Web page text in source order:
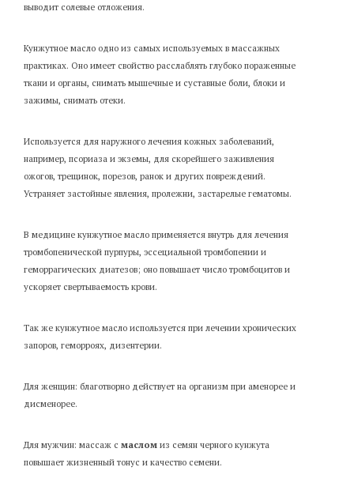
выводит солевые отложения.
Кунжутное масло одно из самых используемых в массажных
практиках. Оно имеет свойство расслаблять глубоко пораженные
ткани и органы, снимать мышечные и суставные боли, блоки и
зажимы, снимать отеки.
Используется для наружного лечения кожных заболеваний,
например, псориаза и экземы, для скорейшего заживления
ожогов, трещинок, порезов, ранок и других повреждений.
Устраняет застойные явления, пролежни, застарелые гематомы.
В медицине кунжутное масло применяется внутрь для лечения
тромбопенической пурпуры, эссециальной тромбопении и
геморрагических диатезов; оно повышает число тромбоцитов и
ускоряет свертываемость крови.
Так же кунжутное масло используется при лечении хронических
запоров, геморроях, дизентерии.
Для женщин: благотворно действует на организм при аменорее и
дисменорее.
Для мужчин: массаж с масломиз семян черного кунжута
повышает жизненный тонус и качество семени.